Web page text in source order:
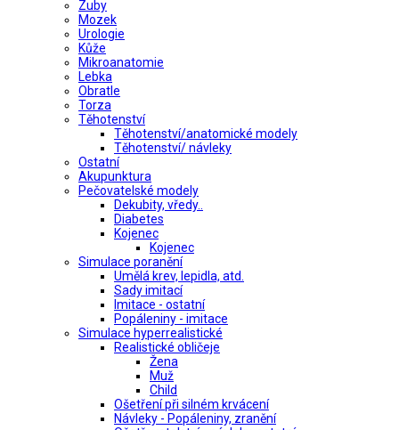
Zuby
Mozek
Urologie
Kůže
Mikroanatomie
Lebka
Obratle
Torza
Těhotenství
Těhotenství/anatomické modely
Těhotenství/ návleky
Ostatní
Akupunktura
Pečovatelské modely
Dekubity, vředy..
Diabetes
Kojenec
Kojenec
Simulace poranění
Umělá krev, lepidla, atd.
Sady imitací
Imitace - ostatní
Popáleniny - imitace
Simulace hyperrealistické
Realistické obličeje
Žena
Muž
Child
Ošetření při silném krvácení
Návleky - Popáleniny, zranění